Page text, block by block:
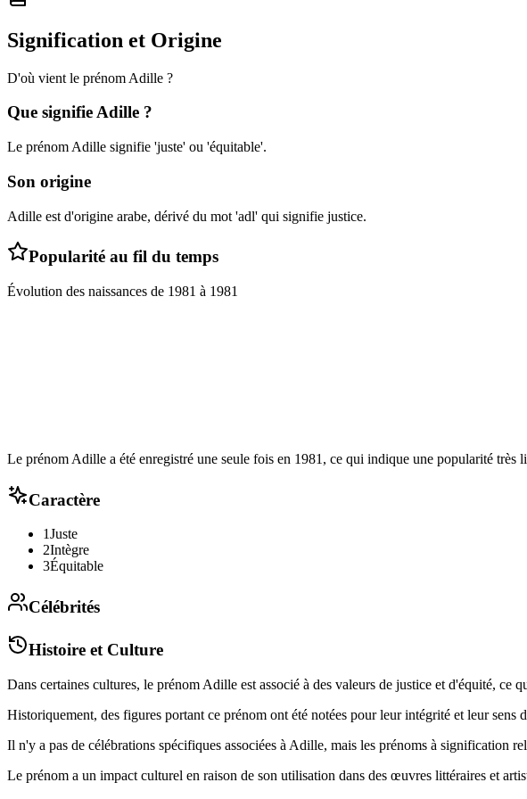
Signification et Origine
D'où vient le prénom Adille ?
Que signifieAdille ?
Le prénom Adille signifie 'juste' ou 'équitable'.
Son origine
Adille est d'origine arabe, dérivé du mot 'adl' qui signifie justice.
Popularité au fil du temps
Évolution des naissances de 1981 à 1981
Le prénom Adille a été enregistré une seule fois en 1981, ce qui indique une popularité très
Caractère
1Juste
2Intègre
3Équitable
Célébrités
Histoire et Culture
Dans certaines cultures, le prénom Adille est associé à des valeurs de justice et d'équité, ce
Historiquement, des figures portant ce prénom ont été notées pour leur intégrité et leur sens
Il n'y a pas de célébrations spécifiques associées à Adille, mais les prénoms à signification
Le prénom a un impact culturel en raison de son utilisation dans des œuvres littéraires et